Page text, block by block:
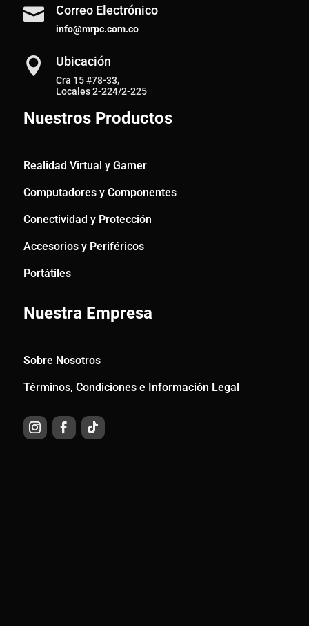
 Correo Electrónico
info@mrpc.com.co
 Ubicación
Cra 15 #78-33,
Locales 2-224/2-225
Nuestros Productos
Realidad Virtual y Gamer
Computadores y Componentes
Conectividad y Protección
Accesorios y Periféricos
Portátiles
Nuestra Empresa
Sobre Nosotros
Términos, Condiciones e Información Legal